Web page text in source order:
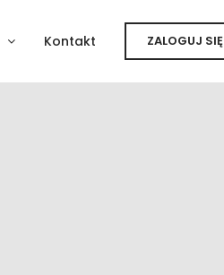
Kontakt ZALOGUJ SIĘ